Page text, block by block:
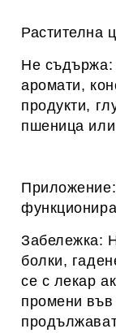
Растителна
Не съдържа:
аромати,
продукти,
пшеница
Забележка:
болки,
се с лекар
промени във